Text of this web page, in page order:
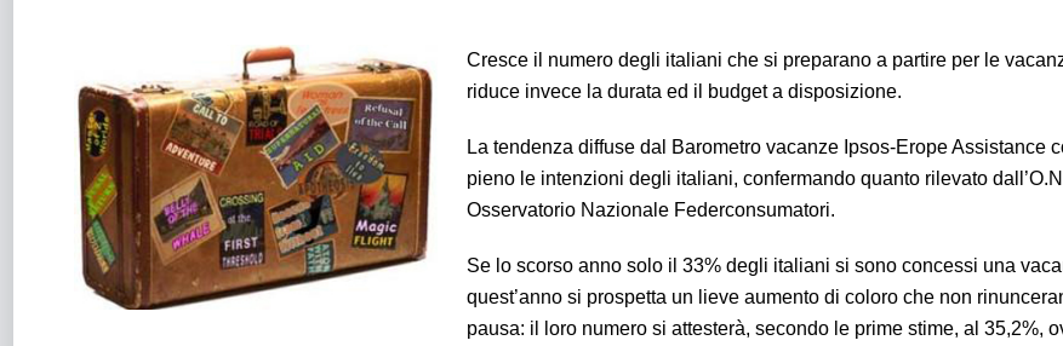
Cresce il numero degli italiani che si preparano a partire per le
riduce invece la durata ed il budget a disposizione.
La tendenza diffuse dal Barometro vacanze Ipsos-Erope Assistance
pieno le intenzioni degli italiani, confermando quanto rilevato
Osservatorio Nazionale Federconsumatori.
Se lo scorso anno solo il 33% degli italiani si sono concessi una
quest’anno si prospetta un lieve aumento di coloro che non
pausa: il loro numero si attesterà, secondo le prime stime, al 35,2%,